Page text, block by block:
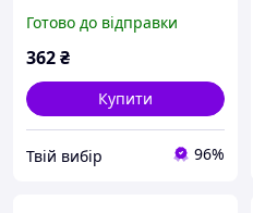
Готово до відправки
362₴
Купити
Твій вибір 96%